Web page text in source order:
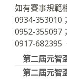
如有賽事規範
0934-353010
0952-355097
0917-682395
第二屆元智
第二屆元智